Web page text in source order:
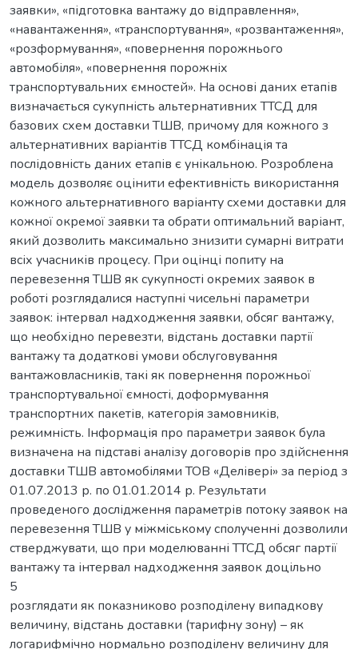
заявки», «підготовка вантажу до відправлення»,
«навантаження», «транспортування», «розвантаження»,
«розформування», «повернення порожнього
автомобіля», «повернення порожніх
транспортувальних ємностей». На основі даних етапів
визначається сукупність альтернативних ТТСД для
базових схем доставки ТШВ, причому для кожного з
альтернативних варіантів ТТСД комбінація та
послідовність даних етапів є унікальною. Розроблена
модель дозволяє оцінити ефективність використання
кожного альтернативного варіанту схеми доставки для
кожної окремої заявки та обрати оптимальний варіант,
який дозволить максимально знизити сумарні витрати
всіх учасників процесу. При оцінці попиту на
перевезення ТШВ як сукупності окремих заявок в
роботі розглядалися наступні чисельні параметри
заявок: інтервал надходження заявки, обсяг вантажу,
що необхідно перевезти, відстань доставки партії
вантажу та додаткові умови обслуговування
вантажовласників, такі як повернення порожньої
транспортувальної ємності, доформування
транспортних пакетів, категорія замовників,
режимність. Інформація про параметри заявок була
визначена на підставі аналізу договорів про здійснення
доставки ТШВ автомобілями ТОВ «Делівері» за період з
01.07.2013 р. по 01.01.2014 р. Результати
проведеного дослідження параметрів потоку заявок на
перевезення ТШВ у міжміському сполученні дозволили
стверджувати, що при моделюванні ТТСД обсяг партії
вантажу та інтервал надходження заявок доцільно
5
розглядати як показниково розподілену випадкову
величину, відстань доставки (тарифну зону) – як
логарифмічно нормально розподілену величину для